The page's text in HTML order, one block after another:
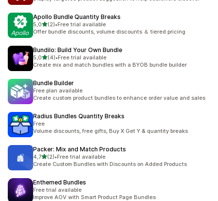
Apollo Bundle Quantity Breaks
5,0de 5 estrelas
(2)
2 total de avaliações
•Free trial available
Offer bundle discounts, volume discounts ＆ tiered pricing
Bundilo: Build Your Own Bundle
5,0de 5 estrelas
(4)
4 total de avaliações
•Free trial available
Create mix and match bundles with a BYOB bundle builder
Bundle Builder
Free plan available
Create custom product bundles to enhance order value and sales
Radius Bundles Quantity Breaks
Free
Volume discounts, free gifts, Buy X Get Y & quantity breaks
Packer: Mix and Match Products
4,7de 5 estrelas
(2)
2 total de avaliações
•Free trial available
Create Custom Bundles with Discounts on Added Products
Enthemed Bundles
Free trial available
Improve AOV with Smart Product Page Bundles